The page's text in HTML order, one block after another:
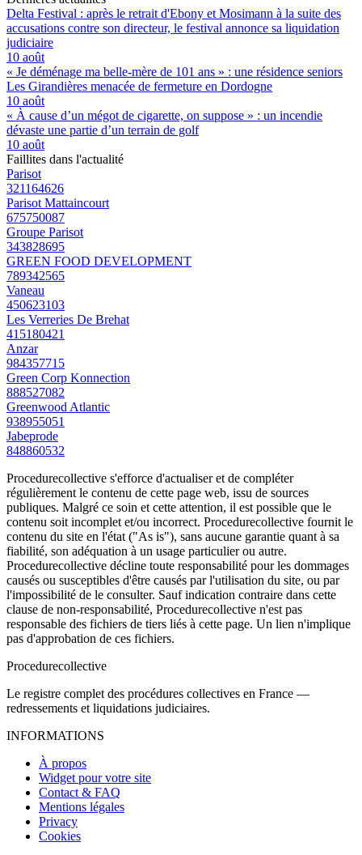
Delta Festival : après le retrait d'Ebony et Mosimann à la suite des
accusations contre son directeur, le festival annonce sa liquidation
judiciaire
10 août
« Je déménage ma belle-mère de 101 ans » : une résidence seniors
Les Girandières menacée de fermeture en Dordogne
10 août
« À cause d’un mégot de cigarette, on suppose » : un incendie
dévaste une partie d’un terrain de golf
10 août
Faillites dans l'actualité
Parisot
321164626
Parisot Mattaincourt
675750087
Groupe Parisot
343828695
GREEN FOOD DEVELOPMENT
789342565
Vaneau
450623103
Les Verreries De Brehat
415180421
Anzar
984357715
Green Corp Konnection
888527082
Greenwood Atlantic
938955051
Jabeprode
848860532
Procedurecollective s'efforce d'actualiser et de compléter
régulièrement le contenu de cette page web, issu de sources
publiques. Malgré ce soin et cette attention, il est possible que le
contenu soit incomplet et/ou incorrect. Procedurecollective fournit le
contenu du site en l'état ("As is"), sans aucune garantie quant à sa
fiabilité, son adéquation à un usage particulier ou autre.
Procedurecollective décline toute responsabilité pour les dommages
causés ou susceptibles d'être causés par l'utilisation du site, ou par
l'impossibilité de le consulter. Sauf indication contraire dans cette
clause de non-responsabilité, Procedurecollective n'est pas
responsable des fichiers de tiers liés à cette page. Un lien n'implique
pas d'approbation de ces fichiers.
Procedurecollective
Le registre complet des procédures collectives en France —
redressements et liquidations judiciaires.
INFORMATIONS
À propos
Widget pour votre site
Contact & FAQ
Mentions légales
Privacy
Cookies